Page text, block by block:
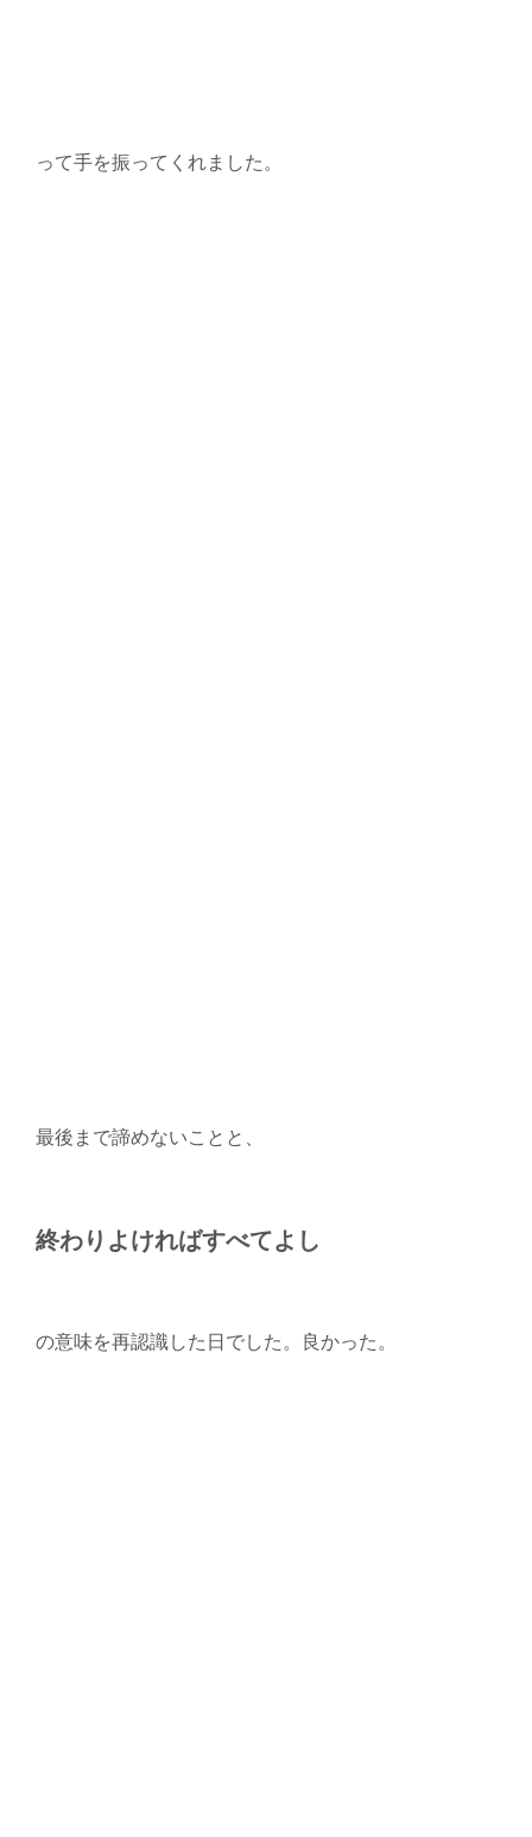
って手を振ってくれました。
最後まで諦めないことと、
終わりよければすべてよし
の意味を再認識した日でした。良かった。